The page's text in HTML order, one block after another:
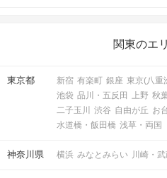
関東のエ
東京都 新宿 有楽町 銀座 東京(八重
池袋 品川・五反田 上野 秋
二子玉川
渋谷 自由が丘 お
水道橋・飯田橋 浅草・両国
神奈川県 横浜 みなとみらい 川崎・